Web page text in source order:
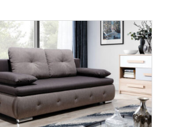
wer. Fibi
Więcej